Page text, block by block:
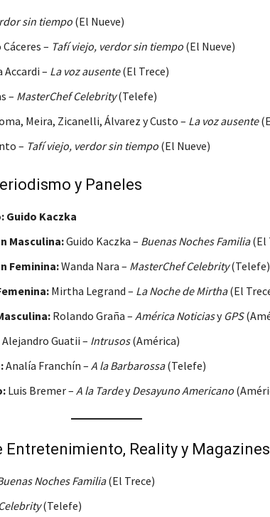
sin tiempo(El Nueve)
– Tafí viejo, verdor sin tiempo(El Nueve)
– La voz ausente(El Trece)
– MasterChef Celebrity(Telefe)
Meira, Zicanelli, Álvarez y Custo – La voz ausente
– Tafí viejo, verdor sin tiempo(El Nueve)
y Paneles
Guido Kaczka
Masculina:Guido Kaczka – Buenas Noches Familia(El
Feminina:Wanda Nara – MasterChef Celebrity(Telefe)
Mirtha Legrand – La Noche de Mirtha(El
Rolando Graña – América Noticiasy GPS
Alejandro Guatii – Intrusos(América)
Analía Franchín – A la Barbarossa(Telefe)
Luis Bremer – A la TardeyDesayuno Americano
Entretenimiento, Reality y Magazines
Noches Familia(El Trece)
(Telefe)